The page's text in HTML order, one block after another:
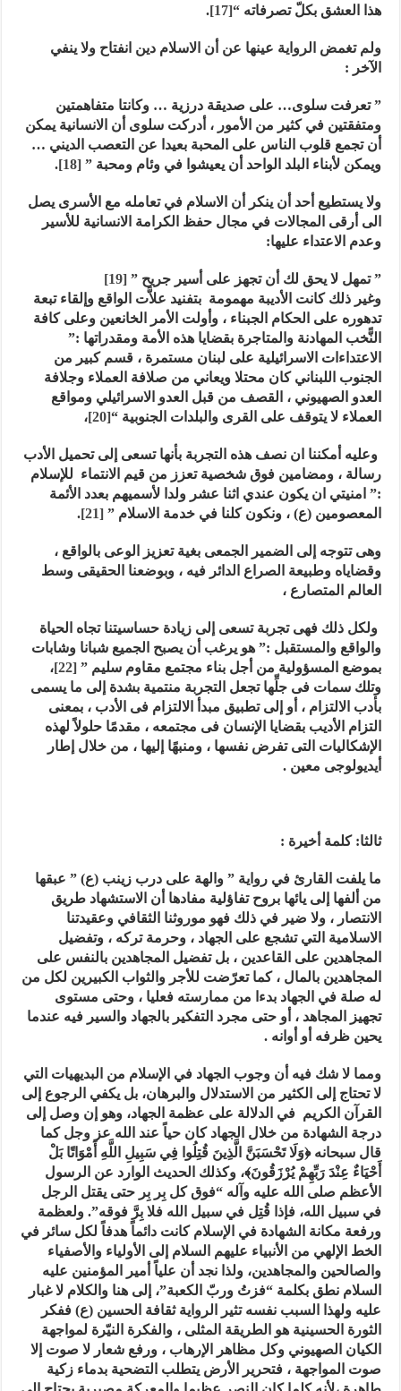
هذا العشق بكلّ تصرفاته “[17]
.
ولم تغمض الرواية عينها عن أن الاسلام دين انفتاح ولا ينفي
الآخر :
” تعرفت سلوى… على صديقة درزية … وكانتا متفاهمتين
ومتفقتين في كثير من الأمور ، أدركت سلوى أن الانسانية يمكن
أن تجمع قلوب الناس على المحبة بعيدا عن التعصب الديني …
ويمكن لأبناء البلد الواحد أن يعيشوا في وئام ومحبة ”[18]
.
ولا يستطيع أحد أن ينكر أن الاسلام في تعامله مع الأسرى يصل
الى أرقى المجالات في مجال حفظ الكرامة الانسانية للأسير
وعدم الاعتداء عليها:
” تمهل لا يحق لك أن تجهز على أسير جريح ”[19]
وغير ذلك كانت الأديبة مهمومة بتفنيد علاَّت الواقع وإلقاء تبعة
تدهوره على الحكام الجبناء ، وأولت الأمر الخانعين وعلى كافة
النًّخب المهادنة والمتاجرة بقضايا هذه الأمة ومقدراتها :”
الاعتداءات الاسرائيلية على لبنان مستمرة ، قسم كبير من
الجنوب اللبناني كان محتلا ويعاني من صلافة العملاء وجلافة
العدو الصهيوني ، القصف من قبل العدو الاسرائيلي ومواقع
العملاء لا يتوقف على القرى والبلدات الجنوبية “[20] ،
وعليه أمكننا ان نصف هذه التجربة بأنها تسعى إلى تحميل الأدب
رسالة ، ومضامين فوق شخصية تعزز من قيم الانتماء للإسلام
:” امنيتي ان يكون عندي اثنا عشر ولدا لأسميهم بعدد الأئمة
المعصومين (ع) ، ونكون كلنا في خدمة الاسلام ”[21]
.
وهى تتوجه إلى الضمير الجمعى بغية تعزيز الوعى بالواقع ،
وقضاياه وطبيعة الصراع الدائر فيه ، وبوضعنا الحقيقى وسط
العالم المتصارع ،
ولكل ذلك فهى تجربة تسعى إلى زيادة حساسيتنا تجاه الحياة
والواقع والمستقبل :” هو يرغب أن يصبح الجميع شبانا وشابات
بموضع المسؤولية من أجل بناء مجتمع مقاوم سليم ”[22]
،
وتلك سمات فى جلِّها تجعل التجربة منتمية بشدة إلى ما يسمى
بأدب الالتزام ، أو إلى تطبيق مبدأ الالتزام فى الأدب ، بمعنى
التزام الأديب بقضايا الإنسان فى مجتمعه ، مقدمًا حلولاً لهذه
الإشكاليات التى تفرض نفسها ، ومنبهًا إليها ، من خلال إطار
أيديولوجى معين .
ثالثا: كلمة أخيرة :
ما يلفت القارئ في رواية ” والهة على درب زينب (ع) ” عبقها
من ألفها إلى يائها بروح تفاؤلية مفادها أن الاستشهاد طريق
الانتصار ، ولا ضير في ذلك فهو موروثنا الثقافي وعقيدتنا
الاسلامية التي تشجع على الجهاد ، وحرمة تركه ، وتفضيل
المجاهدين على القاعدين ، بل تفضيل المجاهدين بالنفس على
المجاهدين بالمال ، كما تعرّضت للأجر والثواب الكبيرين لكل من
له صلة في الجهاد بدءا من ممارسته فعليا ، وحتى مستوى
تجهيز المجاهد ، أو حتى مجرد التفكير بالجهاد والسير فيه عندما
يحين ظرفه أو أوانه .
ومما لا شك فيه أن وجوب الجهاد في الإسلام من البديهيات التي
لا تحتاج إلى الكثير من الاستدلال والبرهان، بل يكفي الرجوع إلى
القرآن الكريم في الدلالة على عظمة الجهاد، وهو إن وصل إلى
درجة الشهادة من خلال الجهاد كان حياً عند الله عز وجل كما
قال سبحانه ﴿وَلَا تَحْسَبَنَّ الَّذِينَ قُتِلُوا فِي سَبِيلِ اللَّهِ أَمْوَاتًا بَلْ
أَحْيَاءٌ عِنْدَ رَبِّهِمْ يُرْزَقُونَ﴾، وكذلك الحديث الوارد عن الرسول
الأعظم صلى الله عليه وآله “فوق كل بِر بِر حتى يقتل الرجل
في سبيل الله، فإذا قُتِل في سبيل الله فلا بِرَّ فوقه”. ولعظمة
ورفعة مكانة الشهادة في الإسلام كانت دائماً هدفاً لكل سائر في
الخط الإلهي من الأنبياء عليهم السلام إلى الأولياء والأصفياء
والصالحين والمجاهدين، ولذا نجد أن علياً أمير المؤمنين‏ عليه
السلام نطق بكلمة “فزتُ وربّ الكعبة”، إلى هنا والكلام لا غبار
عليه ولهذا السبب نفسه تثير الرواية ثقافة الحسين (ع) ففكر
الثورة الحسينية هو الطريقة المثلى ، والفكرة النيّرة لمواجهة
الكيان الصهيوني وكل مظاهر الإرهاب ، ورفع شعار لا صوت إلا
صوت المواجهة ، فتحرير الأرض يتطلب التضحية بدماء زكية